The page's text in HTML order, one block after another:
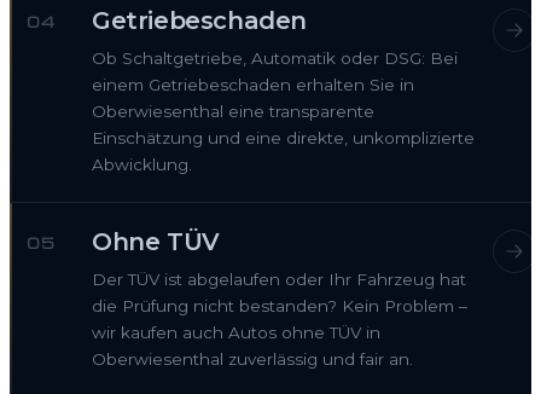
04 Getriebeschaden
Ob Schaltgetriebe, Automatik oder DSG: Bei
einem Getriebeschaden erhalten Sie in
Oberwiesenthal eine transparente
Einschätzung und eine direkte, unkomplizierte
Abwicklung.
05 Ohne TÜV
Der TÜV ist abgelaufen oder Ihr Fahrzeug hat
die Prüfung nicht bestanden? Kein Problem –
wir kaufen auch Autos ohne TÜV in
Oberwiesenthal zuverlässig und fair an.